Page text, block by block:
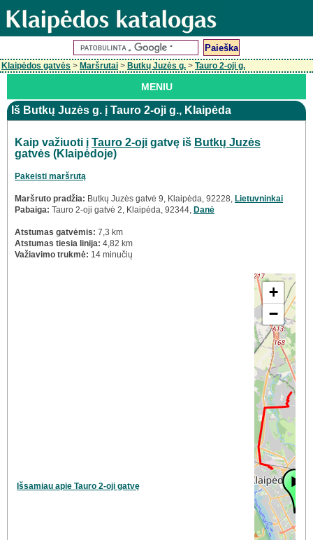
Klaipėdos gatvės > Maršrutai > Butkų Juzės g. > Tauro 2-oji g.
MENIU
Iš Butkų Juzės g. į Tauro 2-oji g., Klaipėda
Kaip važiuoti į Tauro 2-oji gatvę iš Butkų Juzės
gatvės (Klaipėdoje)
Pakeisti maršrutą
Maršruto pradžia: Butkų Juzės gatvė 9, Klaipėda, 92228, Lietuvninkai
Pabaiga: Tauro 2-oji gatvė 2, Klaipėda, 92344, Danė
Atstumas gatvėmis: 7,3 km
Atstumas tiesia linija: 4,82 km
Važiavimo trukmė: 14 minučių
Išsamiau apie Tauro 2-oji gatvę
+
−